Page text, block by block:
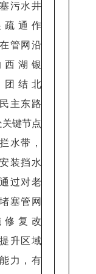
污水井
疏通作
管网沿
西湖银
团结北
主东路
关键节点
水带，
装挡水
过对老
塞管网
修复改
升区域
力，有